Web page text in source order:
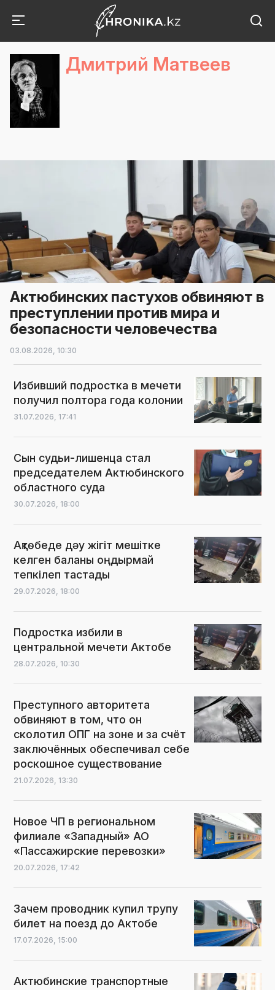
Дмитрий Матвеев
Актюбинских пастухов обвиняют в
преступлении против мира и
безопасности человечества
03.08.2026, 10:30
Избивший подростка в мечети
получил полтора года колонии
31.07.2026, 17:41
Сын судьи-лишенца стал
председателем Актюбинского
областного суда
30.07.2026, 18:00
Ақтөбеде дәу жігіт мешітке
келген баланы оңдырмай
тепкілеп тастады
29.07.2026, 18:00
Подростка избили в
центральной мечети Актобе
28.07.2026, 10:30
Преступного авторитета
обвиняют в том, что он
сколотил ОПГ на зоне и за счёт
заключённых обеспечивал себе
роскошное существование
21.07.2026, 13:30
Новое ЧП в региональном
филиале «Западный» АО
«Пассажирские перевозки»
20.07.2026, 17:42
Зачем проводник купил трупу
билет на поезд до Актобе
17.07.2026, 15:00
Актюбинские транспортные